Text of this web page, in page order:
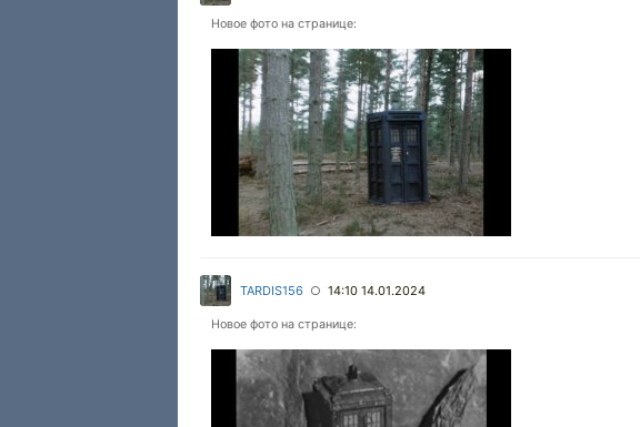
Новое фото на странице:
TARDIS156 ○ 14:10 14.01.2024
Новое фото на странице: